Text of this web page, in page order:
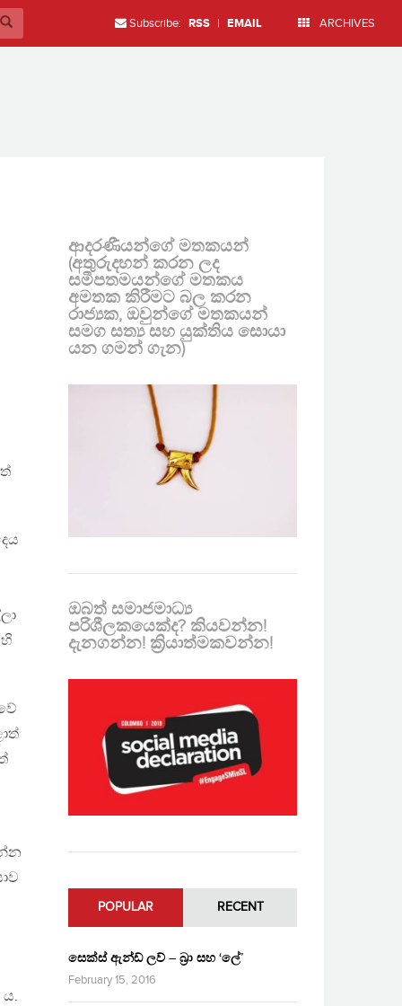
Subscribe: RSS | EMAIL ARCHIVES
ආදරණීයන්ගේ මතකයන්
(අතුරුදහන් කරන ලද
සමීපතමයන්ගේ මතකය
අමතක කිරීමට බල කරන
රාජ්‍යක, ඔවුන්ගේ මතකයන්
සමග සත්‍ය සහ යුක්තිය සොයා
යන ගමන් ගැන)
ඔබත් සමාජමාධ්‍ය
පරිශීලකයෙක්ද? කියවන්න!
දැනගන්න! ක්‍රියාත්මකවන්න!
POPULAR RECENT
සෙක්ස් ඇන්ඩ් ලව් – බ්‍රා සහ ‘ලේ’
February 15, 2016